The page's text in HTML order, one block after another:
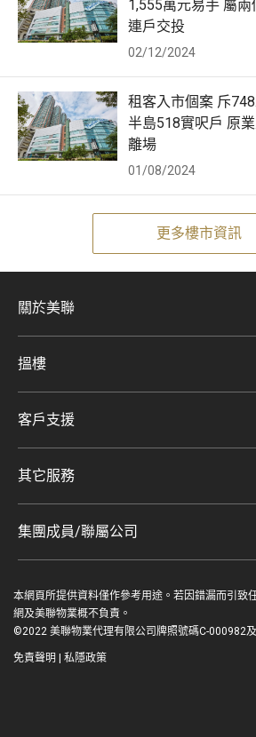
更多樓市資訊
1,555萬元易手 屬
連戶交投
02/12/2024
租客入市個案 斥
半島518實呎戶 原
離場
01/08/2024
關於美聯
美聯集團
集團動態
人才招募
網站地圖
搵樓
二手盤
買賣流程
客戶支援
自助放盤
豪宅分行
查詢熱線
聯絡我們
繳款方式
其它服務
豪宅資訊
美善會
集團成員/聯屬公司
鋑聯控股*
美聯工商舖*
本網頁所提供資料僅作參考用途。若因錯漏而引致
網及美聯物業概不負責。
©2022 美聯物業代理有限公司牌照號碼C-000982
免責聲明 私隱政策